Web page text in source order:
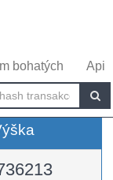
bohatých Api